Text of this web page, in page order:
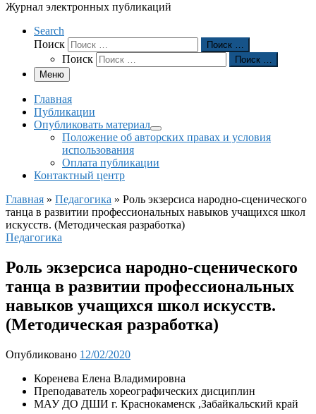
Журнал электронных публикаций
Search
Поиск
Поиск …
Поиск
Поиск …
Меню
Главная
Публикации
Опубликовать материал
Положение об авторских правах и условия
использования
Оплата публикации
Контактный центр
Главная » Педагогика » Роль экзерсиса народно-сценического
танца в развитии профессиональных навыков учащихся школ
искусств. (Методическая разработка)
Педагогика
Роль экзерсиса народно-сценического
танца в развитии профессиональных
навыков учащихся школ искусств.
(Методическая разработка)
Опубликовано 12/02/2020
Коренева Елена Владимировна
Преподаватель хореографических дисциплин
МАУ ДО ДШИ г. Краснокаменск ,Забайкальский край